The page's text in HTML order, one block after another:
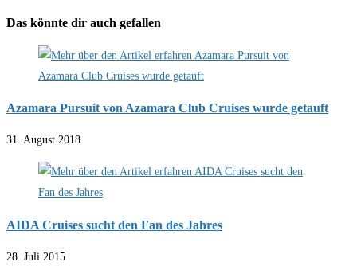
ansehen
Das könnte dir auch gefallen
Azamara Pursuit von Azamara Club Cruises wurde getauft
31. August 2018
AIDA Cruises sucht den Fan des Jahres
28. Juli 2015